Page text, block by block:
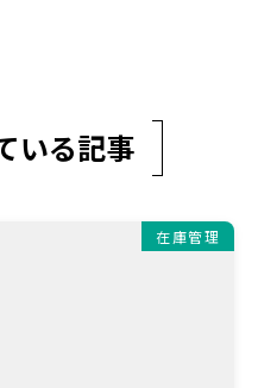
いる記事
在庫管理